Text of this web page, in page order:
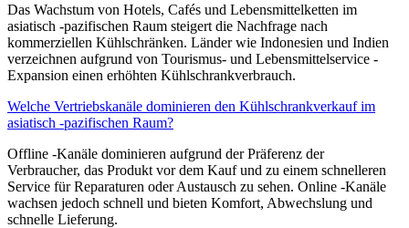
Das Wachstum von Hotels, Cafés und Lebensmittelketten im
asiatisch -pazifischen Raum steigert die Nachfrage nach
kommerziellen Kühlschränken. Länder wie Indonesien und Indien
verzeichnen aufgrund von Tourismus- und Lebensmittelservice -
Expansion einen erhöhten Kühlschrankverbrauch.
Welche Vertriebskanäle dominieren den Kühlschrankverkauf im
asiatisch -pazifischen Raum?
Offline -Kanäle dominieren aufgrund der Präferenz der
Verbraucher, das Produkt vor dem Kauf und zu einem schnelleren
Service für Reparaturen oder Austausch zu sehen. Online -Kanäle
wachsen jedoch schnell und bieten Komfort, Abwechslung und
schnelle Lieferung.